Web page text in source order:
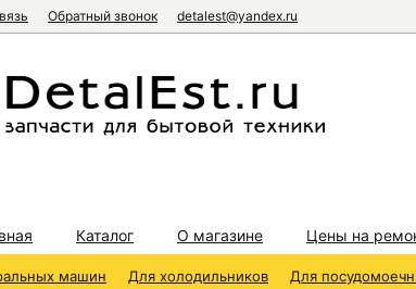
Обратный звонок detalest@yandex.ru
Каталог О магазине Цены на
машин Для холодильников Для